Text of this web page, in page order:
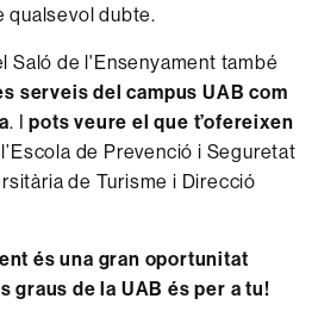
qualsevol dubte.
Saló de l'Ensenyament també
serveis del campus UAB com
. Ipots veure el que t’ofereixen
l’Escola de Prevenció i Seguretat
de Turisme i Direcció
és una gran oportunitat
graus de la UAB és per a tu!